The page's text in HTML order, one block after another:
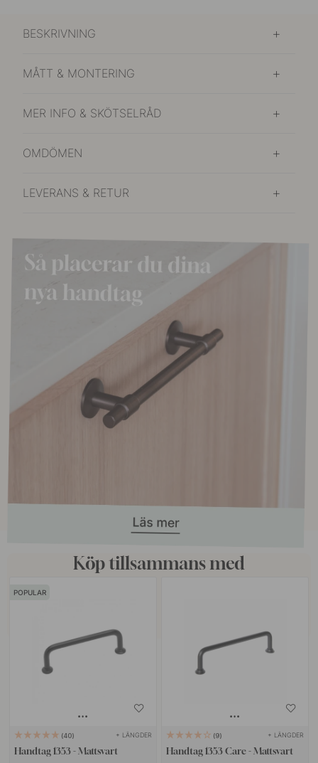
BESKRIVNING
MÅTT & MONTERING
MER INFO & SKÖTSELRÅD
OMDÖMEN
LEVERANS & RETUR
Köp tillsammans med
POPULAR
40 + LÄNGDER
Handtag 1353 - Mattsvart
9 + LÄNGDER
Handtag 1353 Care - Mattsvart